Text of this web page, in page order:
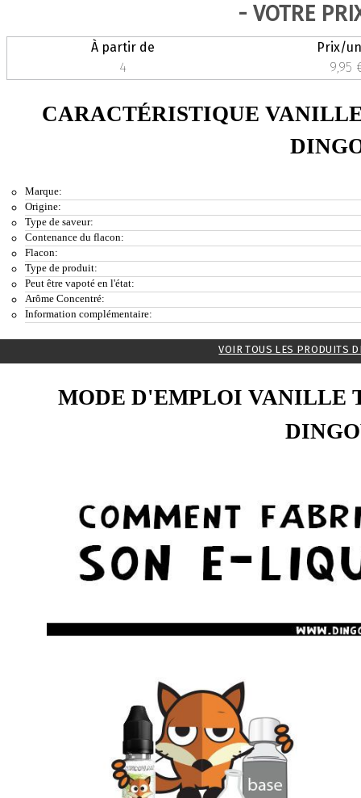
- VOTRE
À partir de Prix/
4 9,95
CARACTÉRISTIQUE
Marque:
Origine:
Type de saveur:
Contenance du flacon:
Flacon:
Type de produit:
Peut être vapoté en l'état:
Arôme Concentré:
Information complémentaire:
VOIR TOUS LES PRODUITS
MODE D'EMPLOI VANILLE